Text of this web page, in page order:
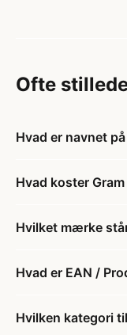
Ofte
Hvad er navnet
Hvad koster
Hvilket mærke
Hvad er EAN /
Hvilken kategori